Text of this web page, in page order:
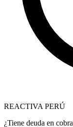
REACTIVA PERÚ
¿Tiene deuda en